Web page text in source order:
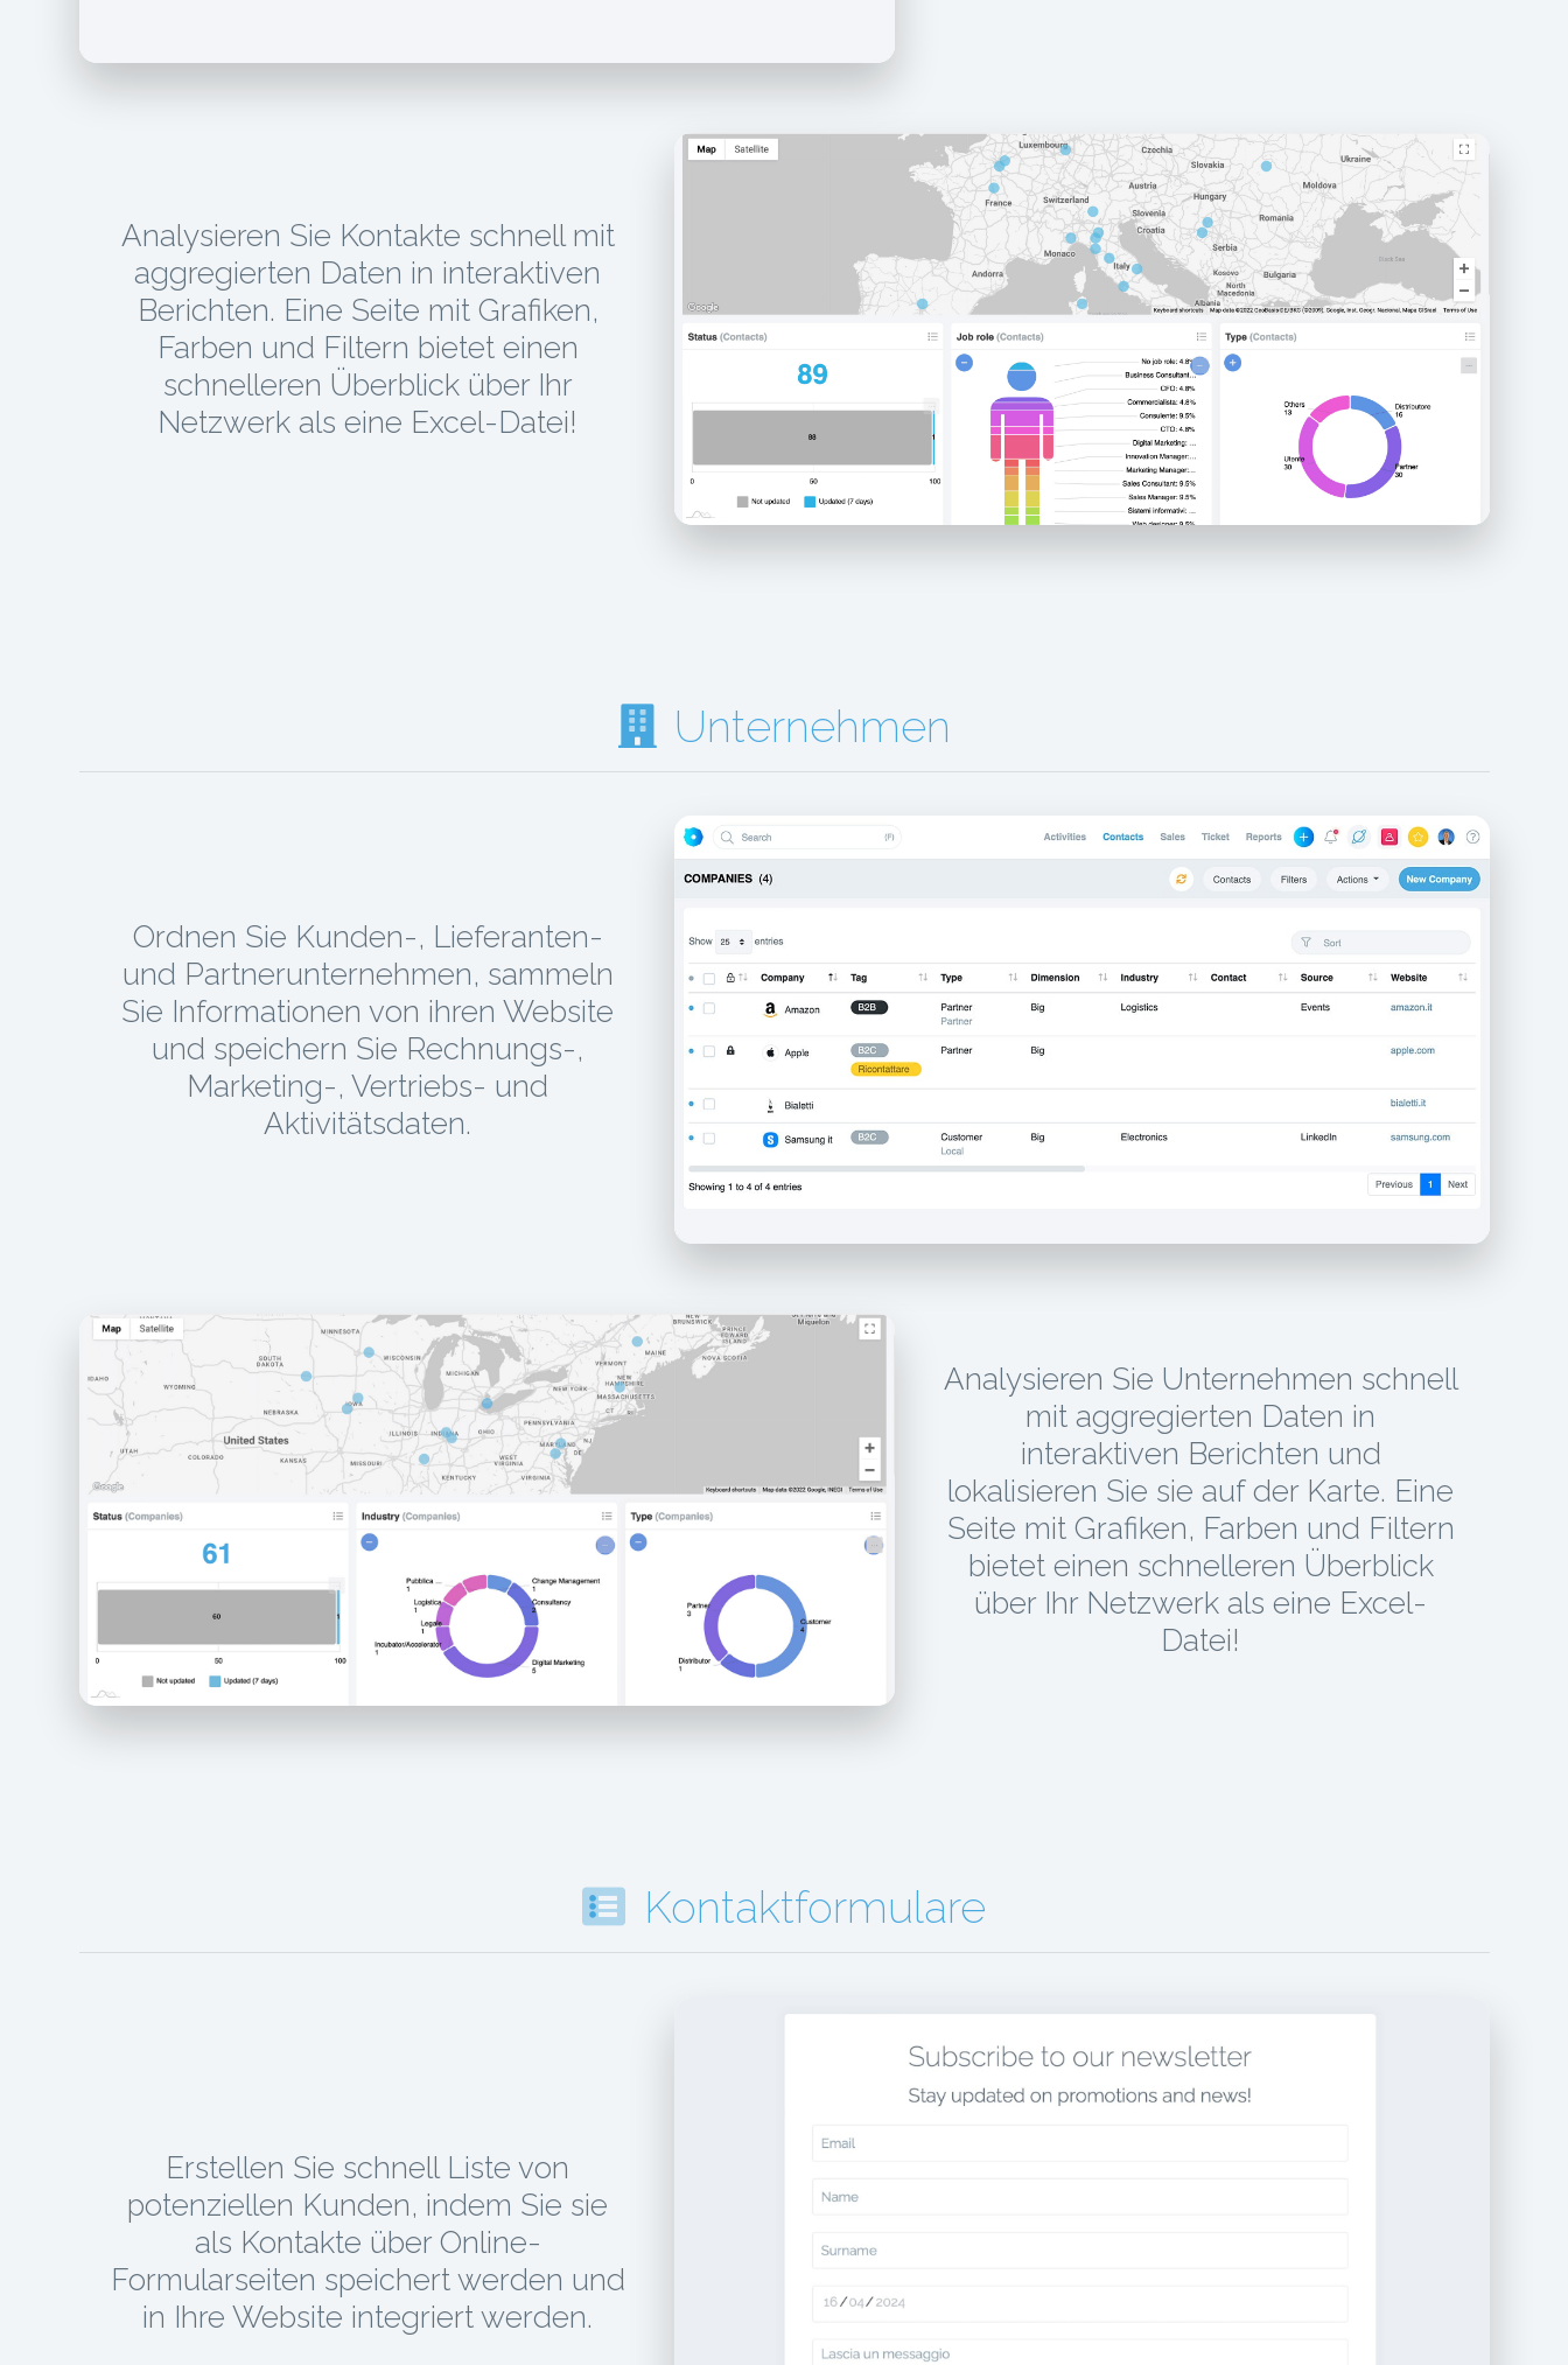
Analysieren Sie Kontakte schnell mit
aggregierten Daten in interaktiven
Berichten. Eine Seite mit Grafiken,
Farben und Filtern bietet einen
schnelleren Überblick über Ihr
Netzwerk als eine Excel-Datei!
Unternehmen
Ordnen Sie Kunden-, Lieferanten-
und Partnerunternehmen, sammeln
Sie Informationen von ihren Website
und speichern Sie Rechnungs-,
Marketing-, Vertriebs- und
Aktivitätsdaten.
Analysieren Sie Unternehmen schnell
mit aggregierten Daten in
interaktiven Berichten und
lokalisieren Sie sie auf der Karte. Eine
Seite mit Grafiken, Farben und Filtern
bietet einen schnelleren Überblick
über Ihr Netzwerk als eine Excel-
Datei!
Kontaktformulare
Erstellen Sie schnell Liste von
potenziellen Kunden, indem Sie sie
als Kontakte über Online-
Formularseiten speichert werden und
in Ihre Website integriert werden.